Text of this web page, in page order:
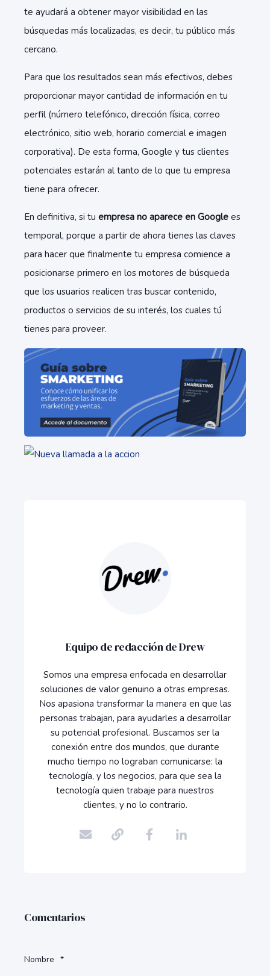
te ayudará a obtener mayor visibilidad en las
búsquedas más localizadas, es decir, tu público más
cercano.
Para que los resultados sean más efectivos, debes
proporcionar mayor cantidad de información en tu
perfil (número telefónico, dirección física, correo
electrónico, sitio web, horario comercial e imagen
corporativa). De esta forma, Google y tus clientes
potenciales estarán al tanto de lo que tu empresa
tiene para ofrecer.
En definitiva, si tu empresa no aparece en Google es
temporal, porque a partir de ahora tienes las claves
para hacer que finalmente tu empresa comience a
posicionarse primero en los motores de búsqueda
que los usuarios realicen tras buscar contenido,
productos o servicios de su interés, los cuales tú
tienes para proveer.
Equipo de redacción de Drew
Somos una empresa enfocada en desarrollar
soluciones de valor genuino a otras empresas.
Nos apasiona transformar la manera en que las
personas trabajan, para ayudarles a desarrollar
su potencial profesional. Buscamos ser la
conexión entre dos mundos, que durante
mucho tiempo no lograban comunicarse: la
tecnología, y los negocios, para que sea la
tecnología quien trabaje para nuestros
clientes, y no lo contrario.
Comentarios
Nombre *